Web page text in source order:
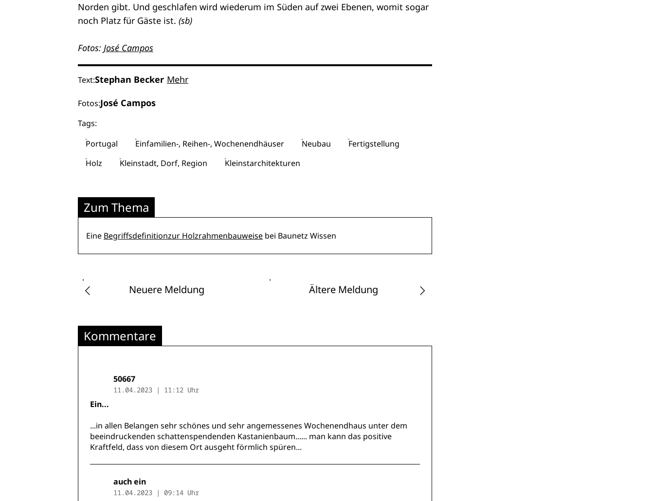
Norden gibt. Und geschlafen wird wiederum im Süden auf zwei Ebenen, womit sogar
noch Platz für Gäste ist. (sb)
Fotos: José Campos
Text:Stephan Becker Mehr
Fotos:José Campos
Tags:
Portugal
Einfamilien-, Reihen-, Wochenendhäuser Neubau
Fertigstellung
Holz
Kleinstadt, Dorf, Region Kleinstarchitekturen
Zum Thema
Eine Begriffsdefinitionzur Holzrahmenbauweise bei Baunetz Wissen
Neuere Meldung Ältere Meldung
Kommentare
50667
11.04.2023 | 11:12 Uhr
Ein...
...in allen Belangen sehr schönes und sehr angemessenes Wochenendhaus unter dem
beeindruckenden schattenspendenden Kastanienbaum...... man kann das positive
Kraftfeld, dass von diesem Ort ausgeht förmlich spüren...
auch ein
11.04.2023 | 09:14 Uhr